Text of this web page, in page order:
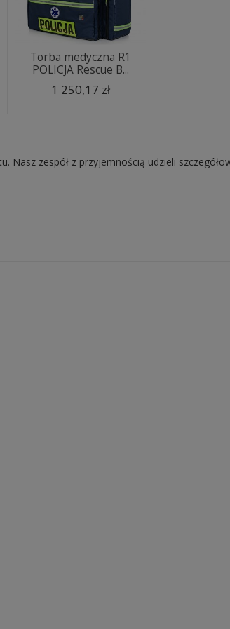
Torba medyczna R1
POLICJA Rescue B...
1 250,17 zł
Nasz zespół z przyjemnością udzieli